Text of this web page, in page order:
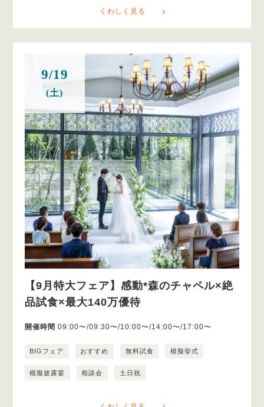
くわしく見る
9/19
(土)
【9月特大フェア】感動*森のチャペル×絶
品試食×最大140万優待
開催時間 09:00〜/09:30〜/10:00〜/14:00〜/17:00〜
BIGフェア おすすめ 無料試食 模擬挙式
模擬披露宴 相談会 土日祝